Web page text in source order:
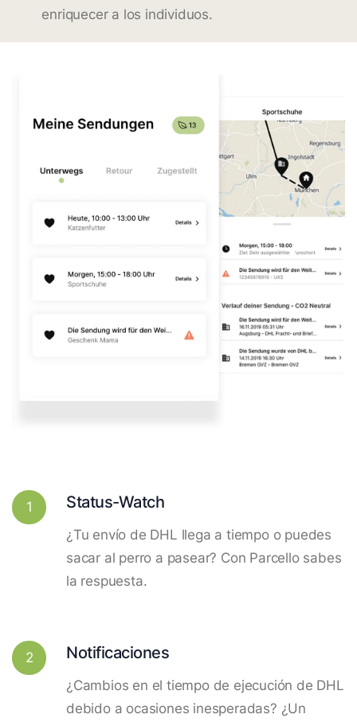
enriquecer a los individuos.
1 Status-Watch
¿Tu envío de DHL llega a tiempo o puedes
sacar al perro a pasear? Con Parcello sabes
la respuesta.
2 Notificaciones
¿Cambios en el tiempo de ejecución de DHL
debido a ocasiones inesperadas? ¿Un